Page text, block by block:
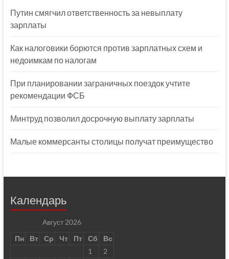
Путин смягчил ответственность за невыплату
зарплаты
Как налоговики борются против зарплатных схем и
недоимкам по налогам
При планировании заграничных поездок учтите
рекомендации ФСБ
Минтруд позволил досрочную выплату зарплаты
Малые коммерсанты столицы получат преимущество
Календарь
Август 2026
Пн
Вт Ср Чт Пт Сб
Вс
1
2